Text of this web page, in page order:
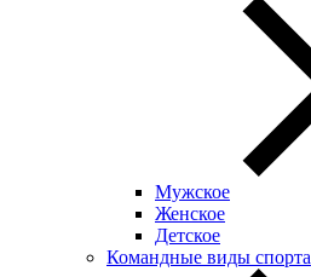
Мужское
Женское
Детское
Командные виды спорта